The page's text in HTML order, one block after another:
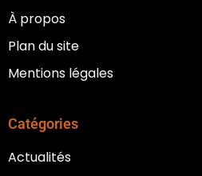
À propos
Plan du site
Mentions légales
Catégories
Actualités